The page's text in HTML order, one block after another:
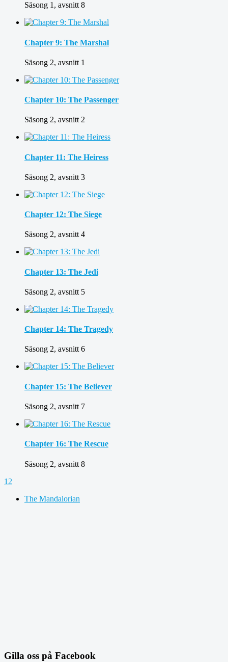
Säsong 1, avsnitt 8
Chapter 9: The Marshal
Säsong 2, avsnitt 1
Chapter 10: The Passenger
Säsong 2, avsnitt 2
Chapter 11: The Heiress
Säsong 2, avsnitt 3
Chapter 12: The Siege
Säsong 2, avsnitt 4
Chapter 13: The Jedi
Säsong 2, avsnitt 5
Chapter 14: The Tragedy
Säsong 2, avsnitt 6
Chapter 15: The Believer
Säsong 2, avsnitt 7
Chapter 16: The Rescue
Säsong 2, avsnitt 8
1 2
The Mandalorian
Gilla oss på Facebook